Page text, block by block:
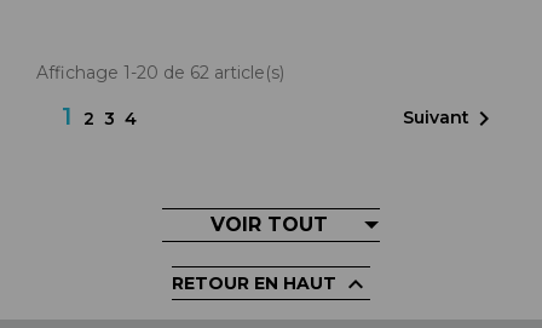
Affichage 1-20 de 62 article(s)
1 2 3 4 Suivant 
VOIR TOUT
RETOUR EN HAUT 